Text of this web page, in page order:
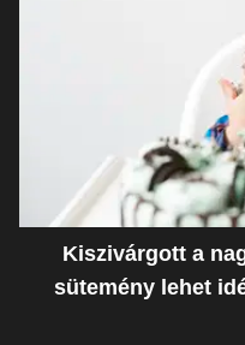
Kiszivárgott a
sütemény lehet